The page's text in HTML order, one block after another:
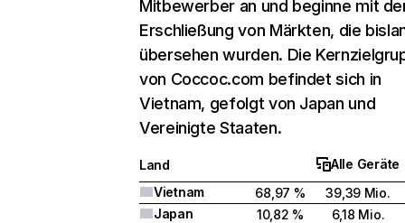
Mitbewerber an und beginne mit
Erschließung von Märkten, die
übersehen wurden. Die
von Coccoc.com befindet sich in
Vietnam, gefolgt von Japan und
Vereinigte Staaten.
Land
Alle Geräte
Vietnam
68,97 %
39,39 Mio.
Japan
10,82 %
6,18 Mio.